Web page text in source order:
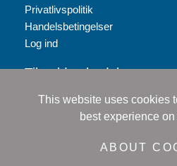
Privatlivspolitik
Handelsbetingelser
Log ind
Tilmeld nyhedsbrev
Jeg accepterer
This website uses cookies
best experience
ABOUT